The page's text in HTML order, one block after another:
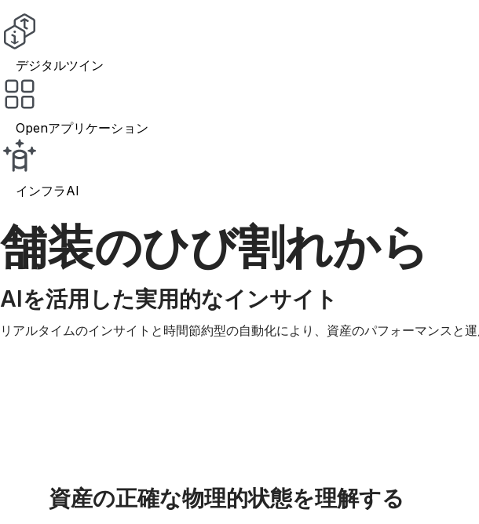
デジタルツイン
Openアプリケーション
インフラAI
舗装のひび割れから
AIを活用した実用的なインサイト
リアルタイムのインサイトと時間節約型の自動化により、資産のパフォーマンスと
資産の正確な物理的状態を理解する